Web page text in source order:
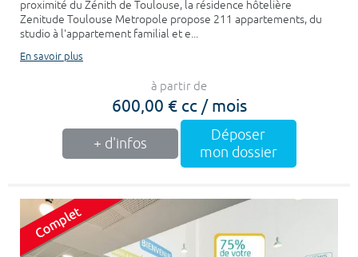
proximité du Zénith de Toulouse, la résidence hôtelière
Zenitude Toulouse Metropole propose 211 appartements, du
studio à l'appartement familial et e...
En savoir plus
à partir de
600,00 € cc / mois
+ d'infos
Déposer
mon dossier